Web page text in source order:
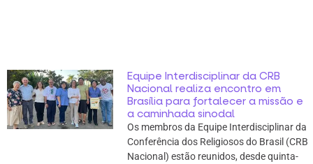
Equipe Interdisciplinar da CRB
Nacional realiza encontro em
Brasília para fortalecer a missão e
a caminhada sinodal
Os membros da Equipe Interdisciplinar da
Conferência dos Religiosos do Brasil (CRB
Nacional) estão reunidos, desde quinta-